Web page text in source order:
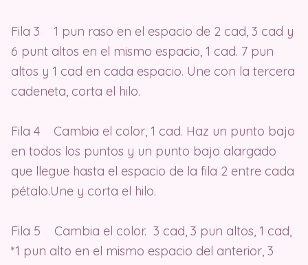
Fila 3 1 pun raso en el espacio de 2 cad, 3 cad y
6 punt altos en el mismo espacio, 1 cad. 7 pun
altos y 1 cad en cada espacio. Une con la tercera
cadeneta, corta el hilo.
Fila 4 Cambia el color, 1 cad. Haz un punto bajo
en todos los puntos y un punto bajo alargado
que llegue hasta el espacio de la fila 2 entre cada
pétalo.Une y corta el hilo.
Fila 5 Cambia el color. 3 cad, 3 pun altos, 1 cad,
*1 pun alto en el mismo espacio del anterior, 3